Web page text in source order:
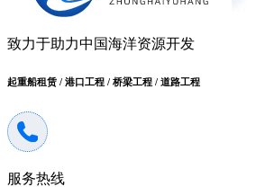
致力于助力中国海洋资源开发
起重船租赁 / 港口工程 / 桥梁工程 / 道路工程
服务热线